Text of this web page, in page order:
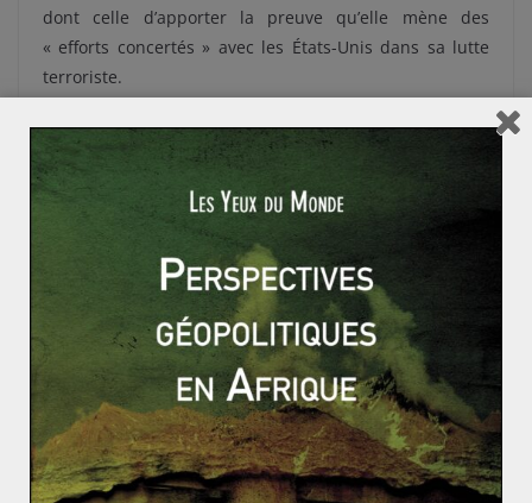
dont celle d’apporter la preuve qu’elle mène des
« efforts concertés » avec les États-Unis dans sa lutte
terroriste.
Cette aide financière sera réduite quelques années
plus tard, suite à l’opération Geronimo. Après plusieurs
années de traque, les services secrets américains
repèrent Ben Laden et sa famille dans la ville
d’Abbottabad au nord du Pakistan. Le gouvernement
américain souhaite comprendre la présence de Ben
Laden sur le territoire pakistanais et s’interroge alors
sur la fiabilité de leur allié. Suite à cet épisode,
l’administration d’Obama va réévaluer l’aide
américaine, qui sera réduite d’un tiers, soit environ 800
millions de dollars.
Une aubaine pour la Chine